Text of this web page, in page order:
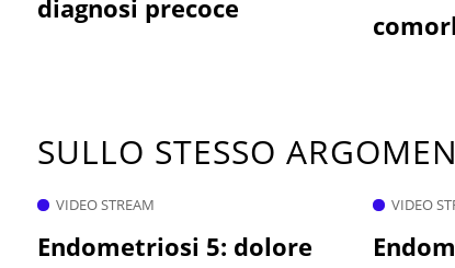
diagnosi precoce
SULLO STESSO
VIDEO STREAM
Endometriosi 5: dolore
VIDEO